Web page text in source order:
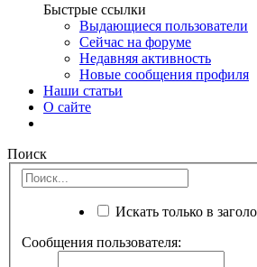
Быстрые ссылки
Выдающиеся пользователи
Сейчас на форуме
Недавняя активность
Новые сообщения профиля
Наши статьи
О сайте
Поиск
Искать только в
Сообщения пользователя: